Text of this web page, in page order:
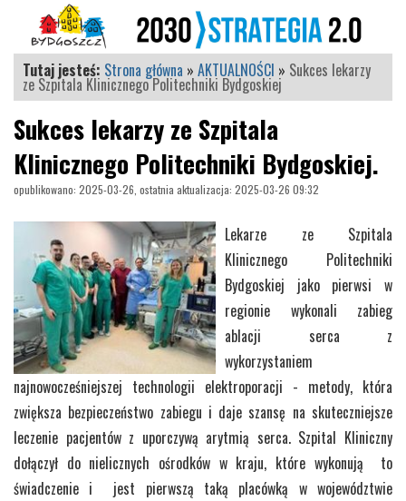
Tutaj jesteś: Strona główna » AKTUALNOŚCI » Sukces lekarzy
ze Szpitala Klinicznego Politechniki Bydgoskiej
Sukces lekarzy ze Szpitala
Klinicznego Politechniki Bydgoskiej.
opublikowano: 2025-03-26, ostatnia aktualizacja: 2025-03-26 09:32
Lekarze ze Szpitala
Klinicznego Politechniki
Bydgoskiej jako pierwsi w
regionie wykonali zabieg
ablacji serca z
wykorzystaniem
najnowocześniejszej technologii elektroporacji - metody, która
zwiększa bezpieczeństwo zabiegu i daje szansę na skuteczniejsze
leczenie pacjentów z uporczywą arytmią serca. Szpital Kliniczny
dołączył do nielicznych ośrodków w kraju, które wykonują to
świadczenie i jest pierwszą taką placówką w województwie